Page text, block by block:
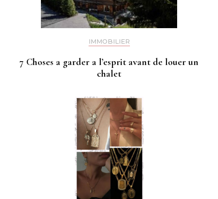
IMMOBILIER
7 Choses a garder a l’esprit avant de louer un
chalet